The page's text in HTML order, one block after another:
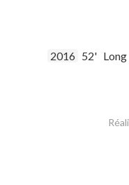
2016 52'